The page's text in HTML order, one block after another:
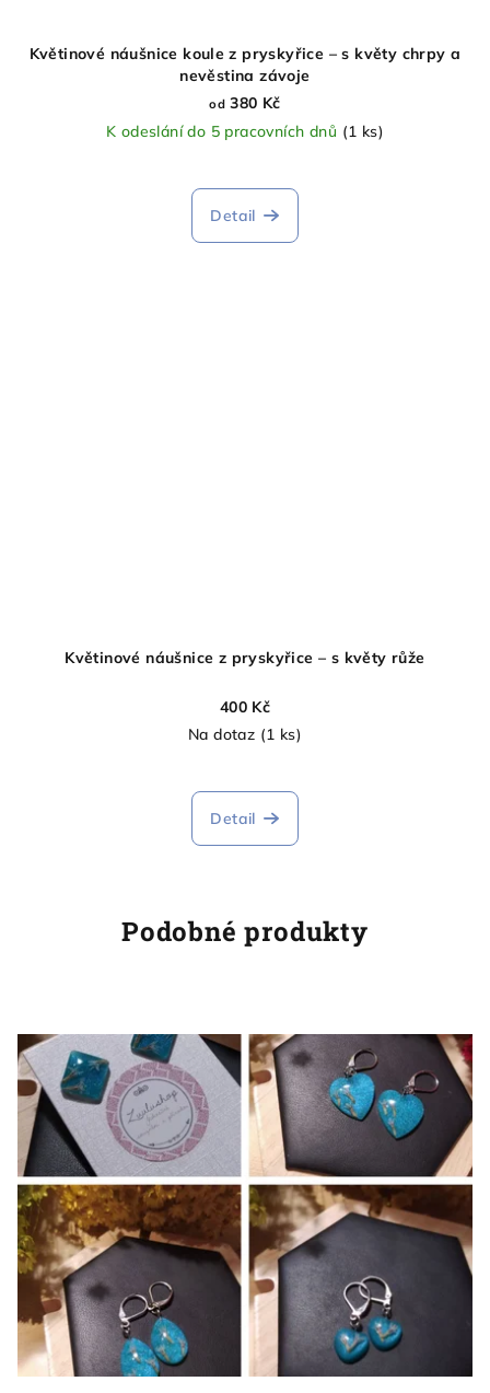
Květinové náušnice koule z pryskyřice – s květy chrpy a
nevěstina závoje
od 380 Kč
K odeslání do 5 pracovních dnů (1 ks)
Detail
Květinové náušnice z pryskyřice – s květy růže
400 Kč
Na dotaz (1 ks)
Detail
Podobné produkty